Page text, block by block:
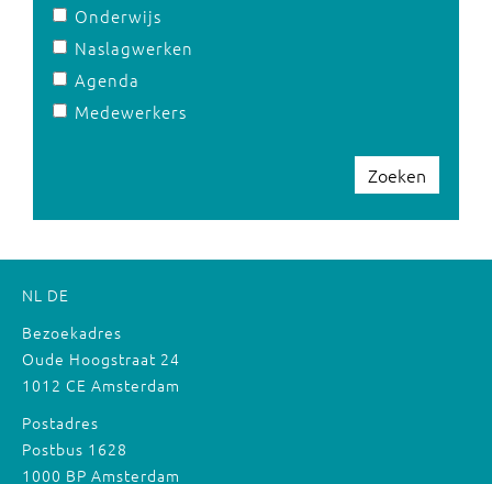
Onderwijs
Naslagwerken
Agenda
Medewerkers
Zoeken
NL DE
Bezoekadres
Oude Hoogstraat 24
1012 CE Amsterdam
Postadres
Postbus 1628
1000 BP Amsterdam